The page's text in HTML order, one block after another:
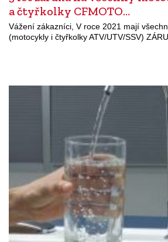
a čtyřkolky CFMOTO…
Vážení zákazníci, V roce 2021 mají
(motocykly i čtyřkolky ATV/UTV/SSV)